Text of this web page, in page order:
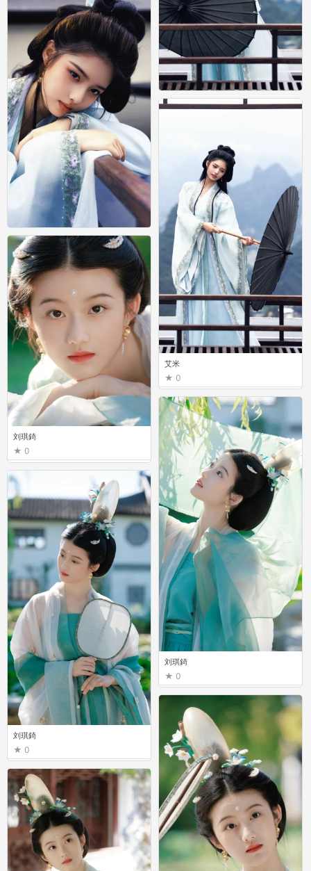
艾米
刘琪錡
0
艾米
0
艾米
0
刘琪錡
0
刘琪錡
0